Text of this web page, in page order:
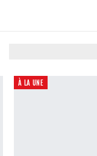
À LA UNE